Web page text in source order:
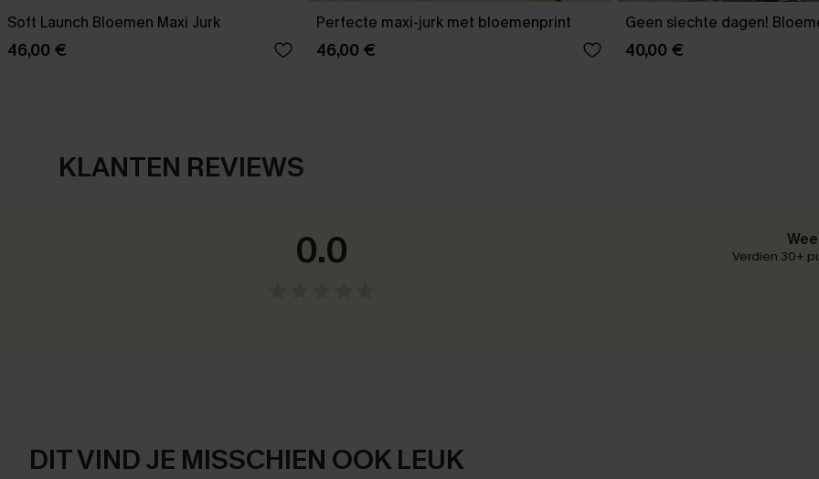
Soft Launch Bloemen Maxi Jurk
46,00 €
Perfecte maxi-jurk met bloemenprint
46,00 €
Geen slechte dagen!
40,00 €
KLANTEN REVIEWS
0.0 Verdien 30+
DIT VIND JE MISSCHIEN OOK LEUK